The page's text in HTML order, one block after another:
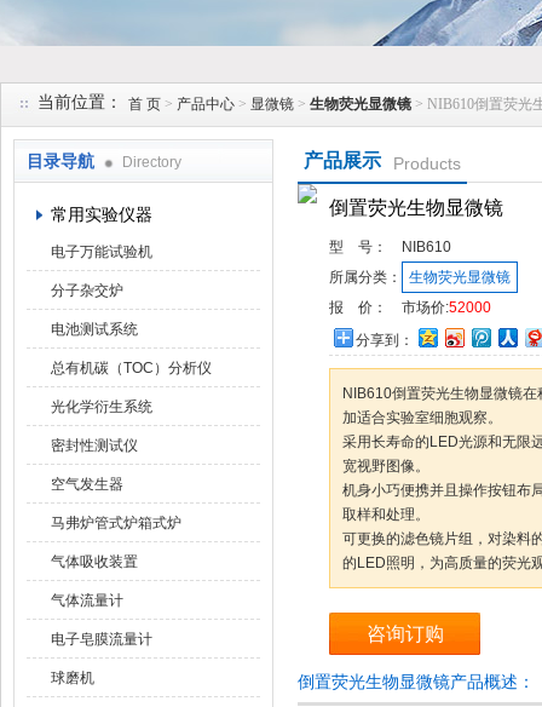
当前位置： 首 页 > 产品中心 > 显微镜 > 生物荧光显微镜 > NIB610倒置荧光
目录导航 Directory
常用实验仪器
电子万能试验机
分子杂交炉
电池测试系统
总有机碳（TOC）分析仪
光化学衍生系统
密封性测试仪
空气发生器
马弗炉管式炉箱式炉
气体吸收装置
气体流量计
电子皂膜流量计
球磨机
产品展示 Products
倒置荧光生物显微镜
型 号：
NIB610
所属分类：
生物荧光显微镜
报 价：
市场价:52000
分享到：
NIB610倒置荧光生物显微镜
加适合实验室细胞观察。
采用长寿命的LED光源和无限
宽视野图像。
机身小巧便携并且操作按钮布
取样和处理。
可更换的滤色镜片组，对染料
的LED照明，为高质量的荧光
咨询订购
倒置荧光生物显微镜产品概述：